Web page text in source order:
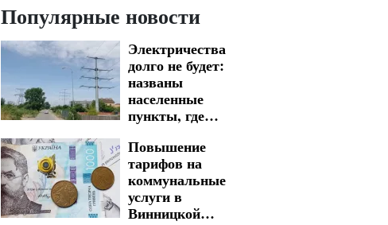
Популярные новости
Электричества
долго не будет:
названы
населенные
пункты, где
отключения света
в Кировоградской
области на 7
августа
Повышение
тарифов на
коммунальные
услуги в
Винницкой